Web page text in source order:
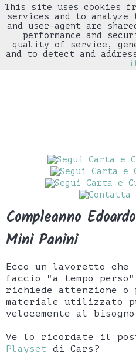
Compleanno
Mini Panini
Ecco un lavoretto
faccio "a tempo
richiede attenzione
materiale utilizzato
velocemente al
Ve lo ricordate il
Playset di Cars?
This site uses cookies
services and to
and user-agent are
performance and
quality of service,
and to detect and